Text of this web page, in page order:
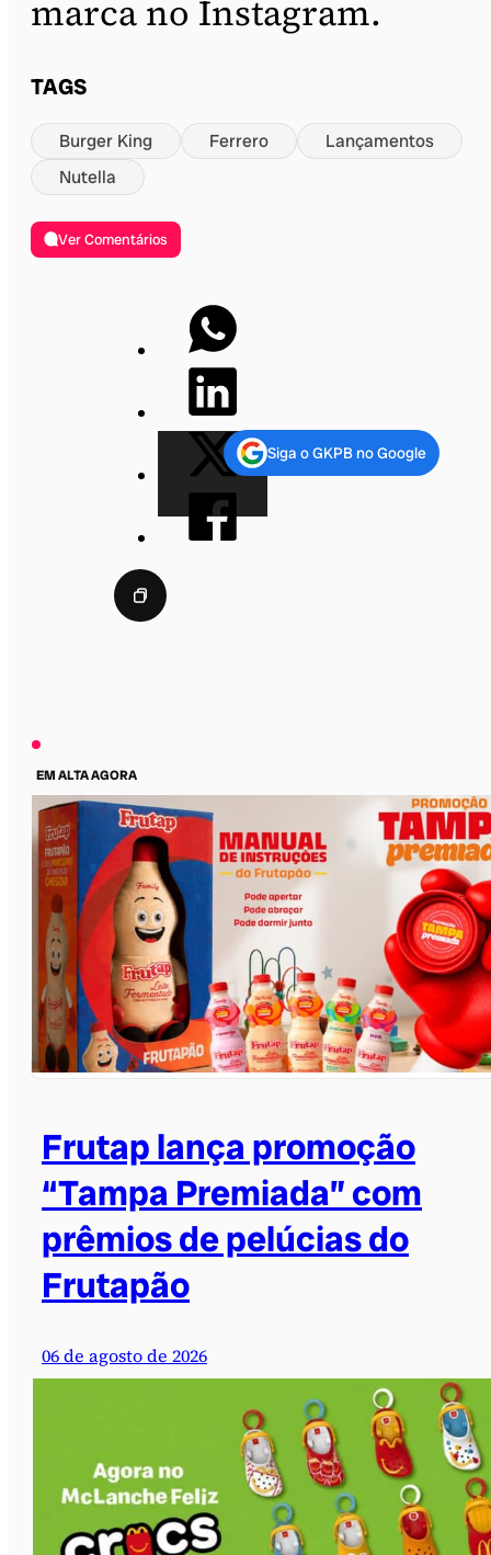
marca no Instagram.
TAGS
Burger King Ferrero
Lançamentos
Nutella
Ver Comentários
Siga o GKPB no Google
EM ALTA AGORA
Frutap lança promoção
“Tampa Premiada” com
prêmios de pelúcias do
Frutapão
06 de agosto de 2026